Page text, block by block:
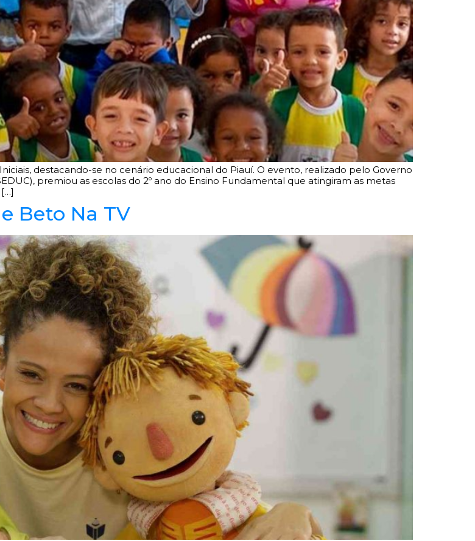
destacando-se no cenário educacional do Piauí. O evento, realizado pelo Governo
premiou as escolas do 2º ano do Ensino Fundamental que atingiram as metas
Beto Na TV